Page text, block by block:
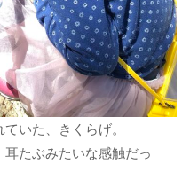
いた、きくらげ。
たぶみたいな感触だっ